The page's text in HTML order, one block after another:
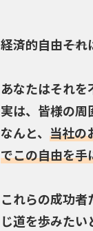
経済的自由――そ
あなたはそれを
実は、皆様の周
なんと、当社の
でこの自由を手
これらの成功
じ道を歩みたい